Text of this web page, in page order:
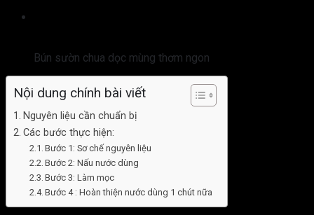
Bún sườn chua dọc mùng thơm ngon
Nội dung chính bài viết
Nguyên liệu cần chuẩn bị
Các bước thực hiện:
Bước 1: Sơ chế nguyên liệu
Bước 2: Nấu nước dùng
Bước 3: Làm mọc
Bước 4 : Hoàn thiện nước dùng 1 chút nữa